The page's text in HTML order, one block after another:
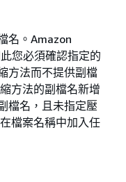
名。Amazon
您必須確認指定的
方法而不提供副檔
方法的副檔名新增
檔名，且未指定壓
檔案名稱中加入任